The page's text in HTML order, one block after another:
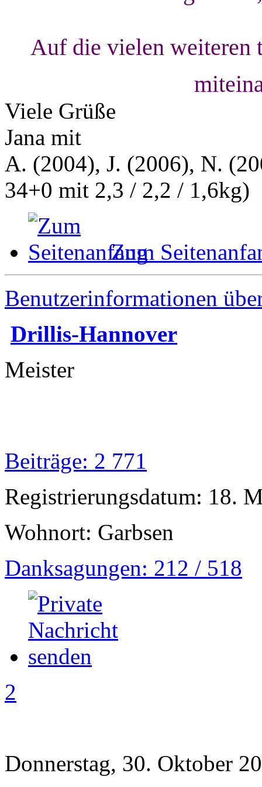
Auf die vielen weiteren
Viele Grüße
Jana mit
A. (2004), J. (2006), N.
34+0 mit 2,3 / 2,2 / 1,6kg)
Zum
Benutzerinformationen
Drillis-Hannover
Meister
Beiträge: 2 771
Registrierungsdatum: 18.
Wohnort: Garbsen
Danksagungen: 212 / 518
2
Donnerstag, 30. Oktober